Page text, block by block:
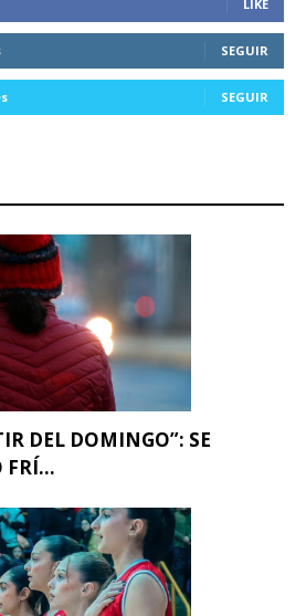
LIKE
SEGUIR
SEGUIR
DEL DOMINGO”: SE
FRÍ...